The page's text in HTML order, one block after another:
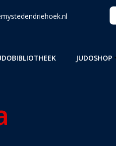
JUDOSHOP